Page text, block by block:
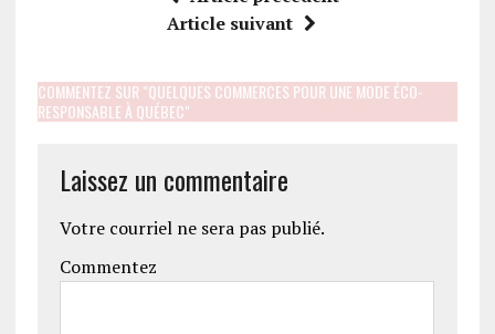
Article suivant
COMMENTEZ SUR "QUELQUES COMMERCES POUR UNE MODE ÉCO-
RESPONSABLE À QUÉBEC"
Laissez un commentaire
Votre courriel ne sera pas publié.
Commentez